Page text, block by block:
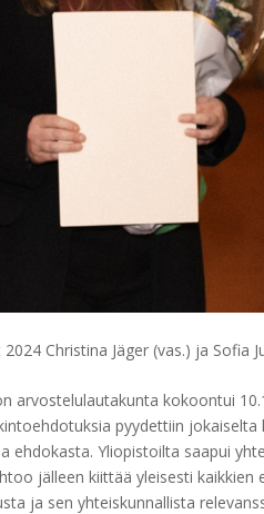
Christina Jäger (vas.) ja Sofia
arvostelulautakunta kokoontui
pyydettiin
ehdokasta. Yliopistoilta saapui
jälleen kiittää yleisesti
ja sen yhteiskunnallista